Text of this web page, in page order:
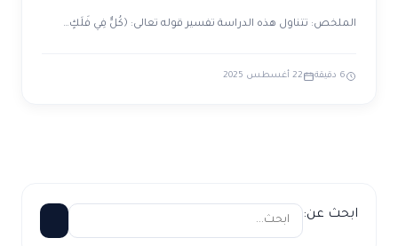
الملخص: تتناول هذه الدراسة تفسير قوله تعالى: ﴿كُلٌّ فِي فَلَكٍ…
6 دقيقة 22 أغسطس 2025
ابحث عن: